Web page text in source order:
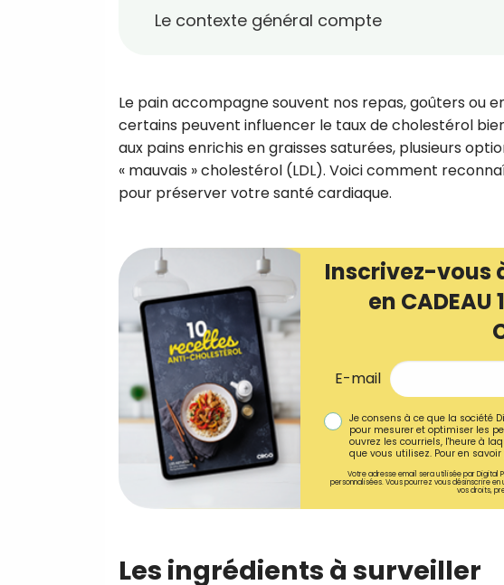
Le contexte général compte
Le pain accompagne souvent nos repas, goûters ou
certains peuvent influencer le taux de cholestérol
aux pains enrichis en graisses saturées, plusieurs
« mauvais » cholestérol (LDL). Voici comment
pour préserver votre santé cardiaque.
Inscrivez-vous
en CADEAU
E-mail
Je consens à ce que la société
pour mesurer et optimiser les
ouvrez les courriels, l'heure à
que vous utilisez. Pour en
Votre adresse email sera utilisée par Digital
personnalisées. Vous pourrez vous désinscrire
vos droits,
Les ingrédients à surveiller